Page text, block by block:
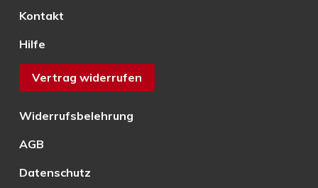
Kontakt
Hilfe
Vertrag widerrufen
Widerrufsbelehrung
AGB
Datenschutz